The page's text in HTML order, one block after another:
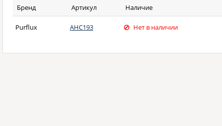
Бренд Артикул Наличие
Purflux AHC193 Нет в наличии